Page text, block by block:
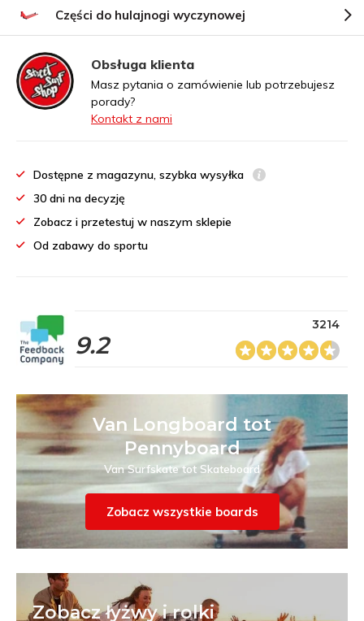
Części do hulajnogi wyczynowej
Obsługa klienta
Masz pytania o zamówienie lub potrzebujesz
porady?
Kontakt z nami
Dostępne z magazynu, szybka wysyłka
30 dni na decyzję
Zobacz i przetestuj w naszym sklepie
Od zabawy do sportu
9.2
3214
Van Longboard tot
Pennyboard
Van Surfskate tot Skateboard
Zobacz wszystkie boards
Zobacz łyżwy i rolki